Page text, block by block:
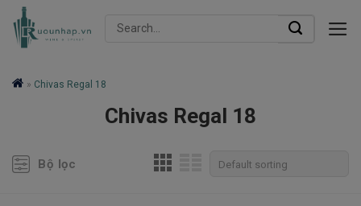
Skip
Search
» Chivas Regal 18
Chivas Regal 18
Bộ lọc